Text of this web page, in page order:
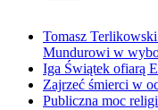
Tomasz
Mundurowi w
Iga Świątek ofiarą
Zajrzeć śmierci w
Publiczna moc